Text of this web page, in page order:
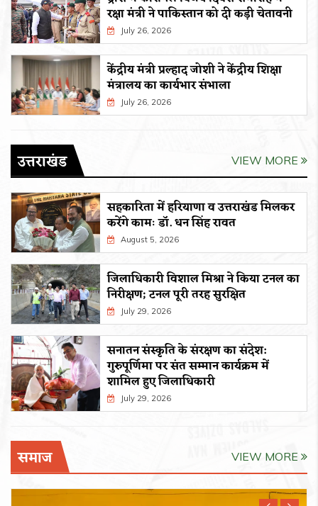
रक्षा मंत्री ने पाकिस्तान को दी कड़ी चेतावनी
July 26, 2026
केंद्रीय मंत्री प्रल्हाद जोशी ने केंद्रीय शिक्षा
मंत्रालय का कार्यभार संभाला
July 26, 2026
उत्तराखंड VIEW MORE
सहकारिता में हरियाणा व उत्तराखंड मिलकर
करेंगे कामः डाॅ. धन सिंह रावत
August 5, 2026
जिलाधिकारी विशाल मिश्रा ने किया टनल का
निरीक्षण; टनल पूरी तरह सुरक्षित
July 29, 2026
सनातन संस्कृति के संरक्षण का संदेश:
गुरुपूर्णिमा पर संत सम्मान कार्यक्रम में
शामिल हुए जिलाधिकारी
July 29, 2026
समाज VIEW MORE